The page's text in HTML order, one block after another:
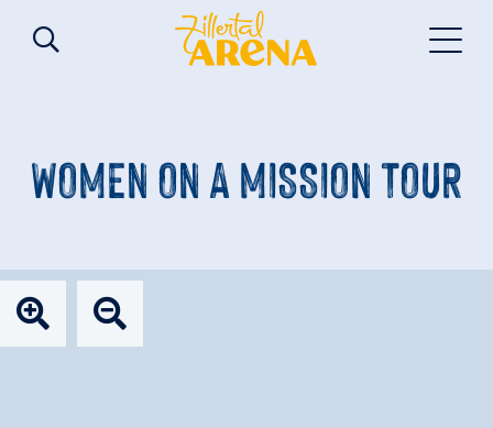
WOMEN ON A MISSION TOUR